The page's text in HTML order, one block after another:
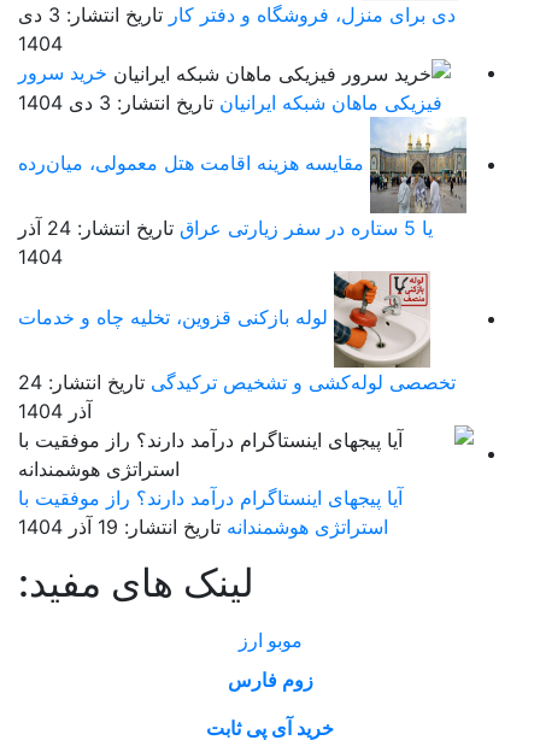
دی برای منزل، فروشگاه و دفتر کار
تاریخ انتشار: 3 دی
1404
خرید سرور
فیزیکی ماهان شبکه ایرانیان تاریخ انتشار: 3 دی 1404
مقایسه هزینه اقامت هتل معمولی، میان‌رده
تاریخ انتشار: 24 آذر
1404
لوله بازکنی قزوین، تخلیه چاه و خدمات
تخصصی لوله‌کشی و تشخیص ترکیدگی
تاریخ انتشار: 24
آیا پیجهای اینستاگرام درآمد دارند؟ راز موفقیت با
استراتژی هوشمندانه تاریخ انتشار: 19 آذر 1404
لینک های مفید:
موبو ارز
زوم فارس
خرید آی پی ثابت